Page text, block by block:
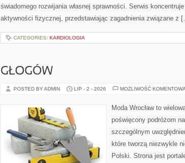
świadomego rozwijania własnej sprawności. Serwis
aktywności fizycznej, przedstawiając zagadnienia związane z
CATEGORIES: KARDIOLOGIA
GŁOGÓW
POSTED BY ADMIN LIP - 2 - 2026 MOŻLIWOŚĆ
Moda Wrocław to
poświęcony podróżom
szczególnym
które tworzą niezwykle
Polski. Strona jest